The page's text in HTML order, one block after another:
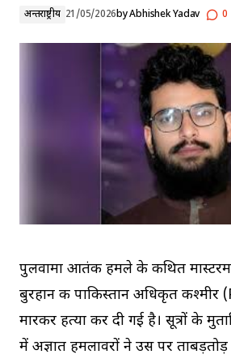
अन्तर्राष्ट्रीय 21/05/2026byAbhishek Yadav 0
पुलवामा आतंकी हमले के कथित
बुरहान की पाकिस्तान अधिकृत कश्मीर
मारकर हत्या कर दी गई है। सूत्रों के
में अज्ञात हमलावरों ने उस पर